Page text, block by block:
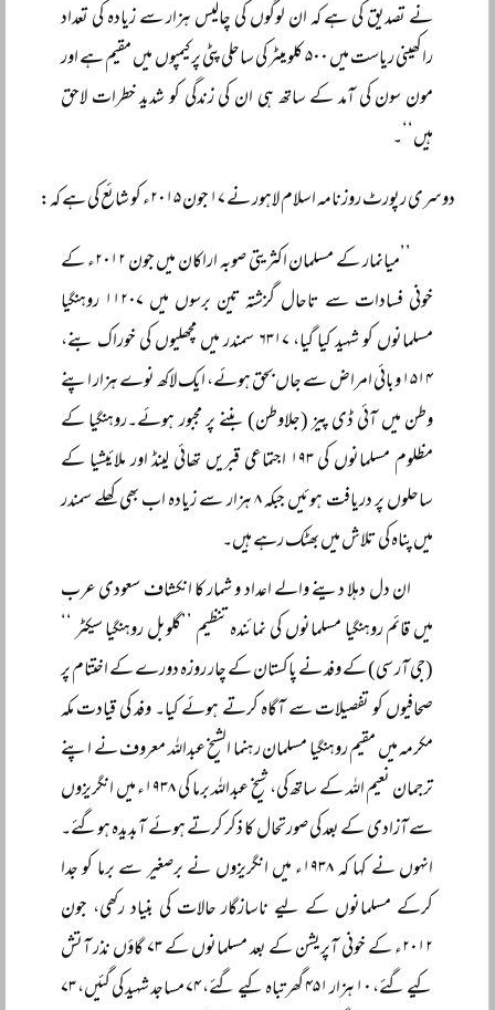
نے تصدیق کی ہے کہ ان لوگوں کی چالیس ہزار سے زیادہ کی تعداد
راکھینی ریاست میں ۵۰۰ کلو میٹر کی ساحلی پٹی پر کیمپوں میں مقیم ہے اور
مون سون کی آمد کے ساتھ ہی ان کی زندگی کو شدید خطرات لاحق
ہیں‘‘۔
دوسری رپورٹ روزنامہ اسلام لاہور نے ۱۷ جون ۲۰۱۵ء کو شائع کی ہے کہ:
’’میانمار کے مسلمان اکثریتی صوبہ اراکان میں جون ۲۰۱۲ء کے
خونی فسادات سے تاحال گزشتہ تین برسوں میں ۱۱۲۰۷ روہنگیا
مسلمانوں کو شہید کیا گیا، ۶۳۱۷ سمندر میں مچھلیوں کی خوراک بنے،
۱۵۱۴ وبائی امراض سے جاں بحق ہوئے، ایک لاکھ نوے ہزار اپنے
وطن میں آئی ڈی پیز (جلاوطن) بننے پر مجبور ہوئے۔روہنگیا کے
مظلوم مسلمانوں کی ۱۹۳ اجتماعی قبریں تھائی لینڈ اور ملائیشیا کے
ساحلوں پر دریافت ہوئیں جبکہ ۸ ہزار سے زیادہ اب بھی کھلے سمندر
میں پناہ کی تلاش میں بھٹک رہے ہیں۔
ان دل دہلا دینے والے اعداد و شمار کا انکشاف سعودی عرب
میں قائم روہنگیا مسلمانوں کی نمائندہ تنظیم ’’گلوبل روہنگیا سیکٹر ‘‘
(جی آر سی) کے وفد نے پاکستان کے چار روزہ دورے کے اختتام پر
صحافیوں کو تفصیلات سے آگاہ کرتے ہوئے کیا۔ وفد کی قیادت مکہ
مکرمہ میں مقیم روہنگیا مسلمان رہنما الشیخ عبداللہ معروف نے اپنے
ترجمان نعیم اللہ کے ساتھ کی، شیخ عبداللہ برما کی ۱۹۳۸ء میں انگریزوں
سے آزادی کے بعد کی صورتحال کا ذکر کرتے ہوئے آبدیدہ ہوگئے۔
انہوں نے کہا کہ ۱۹۳۸ء میں انگریزوں نے برصغیر سے برما کو جدا
کرکے مسلمانوں کے لیے ناسازگار حالات کی بنیاد رکھی، جون
۲۰۱۲ء کے خونی آپریشن کے بعد مسلمانوں کے ۷۳ گاؤں نذر آتش
کیے گئے، ۱۰ ہزار ۴۵۱ گھر تباہ کیے گئے، ۷۴ مساجد شہید کی گئیں، ۷۳